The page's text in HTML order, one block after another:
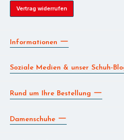
Vertrag widerrufen
Informationen
Soziale Medien & unser Schuh-
Rund um Ihre Bestellung
Damenschuhe